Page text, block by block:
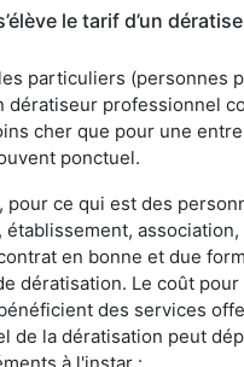
le tarif d’un
particuliers (personnes
dératiseur professionnel
cher que pour une
ponctuel.
pour ce qui est des
établissement, association,
en bonne et due
dératisation. Le coût pour
des services
de la dératisation peut